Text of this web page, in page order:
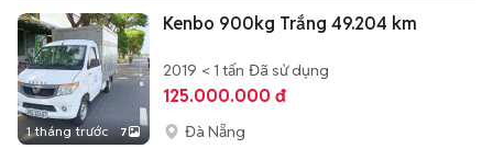
1 tháng trước 7
Kenbo 900kg Trắng 49.204 km
2019 < 1 tấn Đã sử dụng
125.000.000 đ
Đà Nẵng